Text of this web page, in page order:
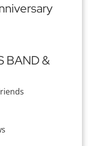
BAND &